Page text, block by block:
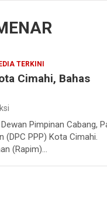
TERKINI
Cimahi, Bahas
Pimpinan Cabang,
(DPC PPP) Kota Cimahi.
(Rapim)…